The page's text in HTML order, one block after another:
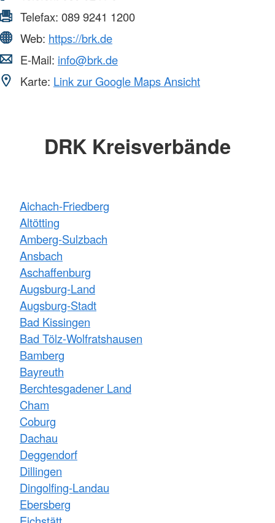
Telefax: 089 9241 1200
Web: https://brk.de
E-Mail: info@brk.de
Karte: Link zur Google Maps Ansicht
DRK Kreisverbände
Aichach-Friedberg
Altötting
Amberg-Sulzbach
Ansbach
Aschaffenburg
Augsburg-Land
Augsburg-Stadt
Bad Kissingen
Bad Tölz-Wolfratshausen
Bamberg
Bayreuth
Berchtesgadener Land
Cham
Coburg
Dachau
Deggendorf
Dillingen
Dingolfing-Landau
Ebersberg